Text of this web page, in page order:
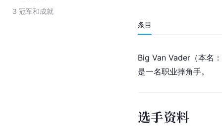
3 冠军和成就
条目
Big Van Vader（本名
是一名职业摔角手。
选手资料